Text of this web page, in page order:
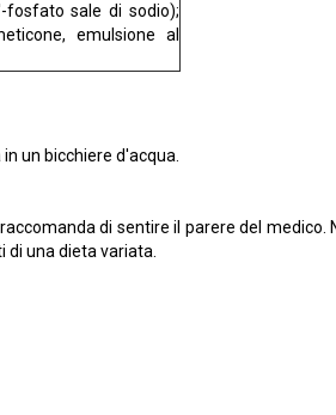
fosfato sale di sodio);
emulsione al
un bicchiere d'acqua.
di sentire il parere del
una dieta variata.